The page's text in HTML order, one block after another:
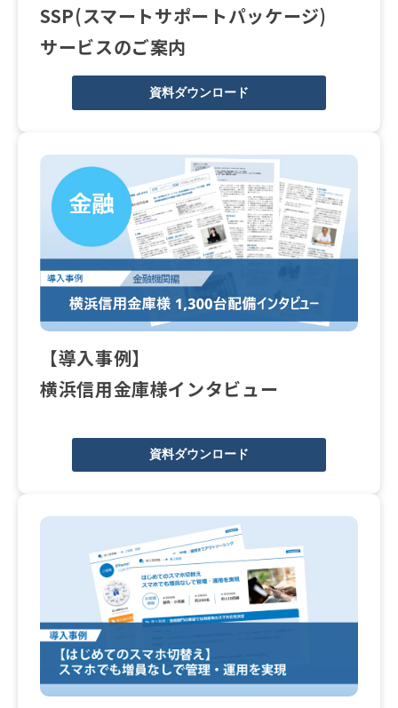
SSP(スマートサポートパッケージ)
サービスのご案内
資料ダウンロード
【導入事例】
横浜信用金庫様インタビュー
資料ダウンロード